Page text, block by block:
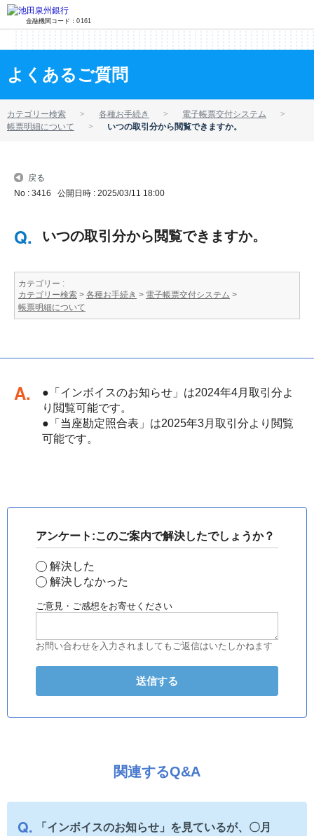
金融機関コード：0161
よくあるご質問
カテゴリー検索 各種お手続き
電子帳票交付システム
帳票明細について
いつの取引分から閲覧できますか。
戻る
No : 3416 公開日時 : 2025/03/11 18:00
いつの取引分から閲覧できますか。
カテゴリー :
カテゴリー検索 > 各種お手続き > 電子帳票交付システム >
帳票明細について
回答
●「インボイスのお知らせ」は2024年4月取引分よ
り閲覧可能です。
●「当座勘定照合表」は2025年3月取引分より閲覧
可能です。
アンケート:このご案内で解決したでしょうか？
解決した
解決しなかった
ご意見・ご感想をお寄せください
お問い合わせを入力されましてもご返信はいたしかねます
関連するQ&A
「インボイスのお知らせ」を見ているが、〇月